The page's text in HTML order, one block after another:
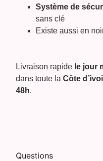
Système de
sans clé
Existe aussi en
Livraison rapide le jour
dans toute laCôte
48h.
Questions